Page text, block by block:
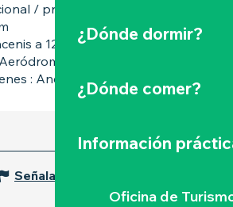
¿Dónde dormir?
¿Dónde comer?
Información
Oficina de
/ provincial) : RN23
a 12km
: Nantes a 30km
: Ancenis a 12km
Señalar un error